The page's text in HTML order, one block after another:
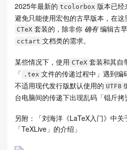
2025年最新的 tcolorbox 版本已经
避免只能使用宏包的古早版本，在
CTeX 套装的，除非你 确有编辑古
cctart 文档类的需求。
某些情况下，使用 CTeX 套装和其自
「 .tex 文件的传递过程中」遇到编
不适用现代发行版默认使用的 UTF8
台电脑间的传递下出现乱码「锟斤拷
另附：「刘海洋《LaTeX入门》中关
「TeXLive」的介绍」